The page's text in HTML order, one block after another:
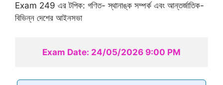
Exam 249 এর টপিক: গণিত- স্থানাঙ্ক সম্পর্ক এবং আন্তর্জাতিক-
বিভিন্ন দেশের আইনসভা
Exam Date: 24/05/2026 9:00 PM